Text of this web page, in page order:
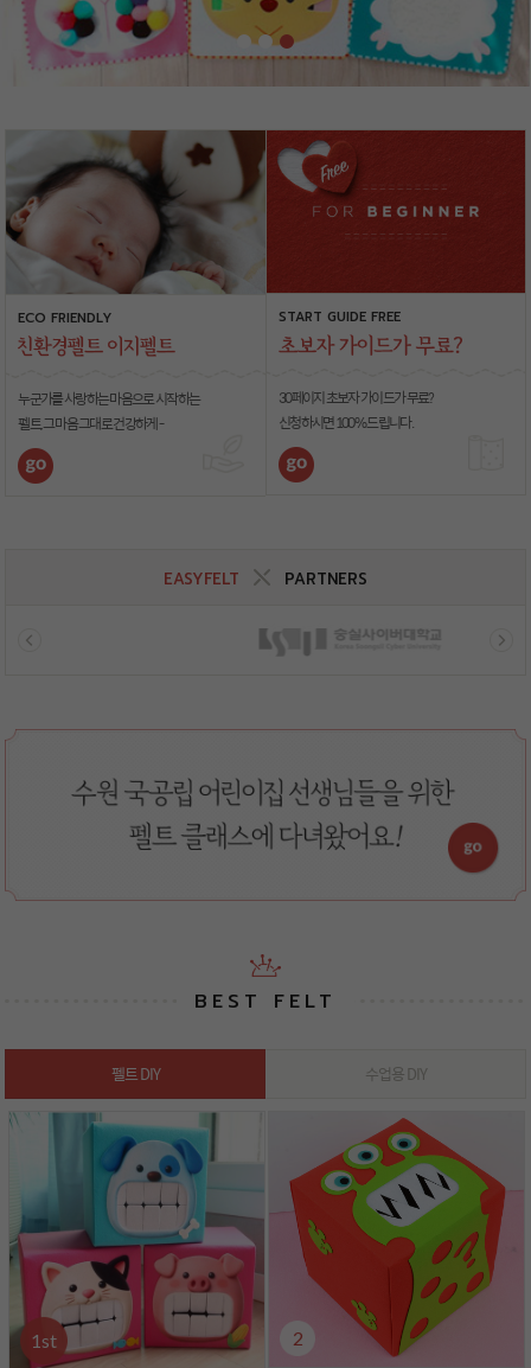
ECO FRIENDLY
누군가를 사랑하는 마음으로 시작하는
펠트, 그 마음 그대로 건강하게 -
START GUIDE FREE
30페이지 초보자 가이드가 무료?
신청하시면 100% 드립니다.
EASYFELT PARTNERS
BEST FELT
펠트 DIY 수업용 DIY
1 st 2